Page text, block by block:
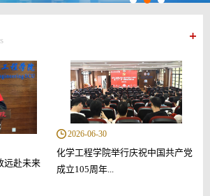
远赴未来
2026-06-30
化学工程学院举行庆祝中国共产党
成立105周年...